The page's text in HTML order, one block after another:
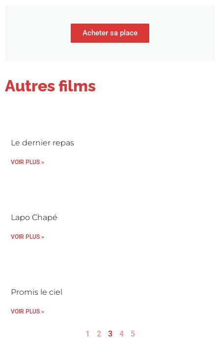
Acheter sa place
Autres films
Le dernier repas
VOIR PLUS »
Lapo Chapé
VOIR PLUS »
Promis le ciel
VOIR PLUS »
1 2 3 4 5